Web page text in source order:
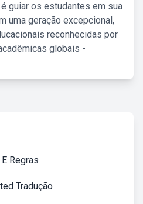
guiar os estudantes em sua
uma geração excepcional,
reconhecidas por
globais -
Regras
Tradução